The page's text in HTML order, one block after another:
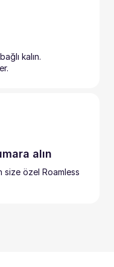
kalın.
alın
size özel Roamless